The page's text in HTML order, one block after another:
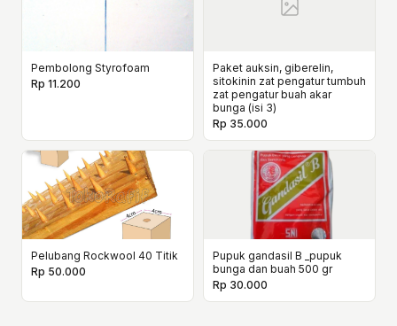
Pembolong Styrofoam
Rp 11.200
Paket auksin, giberelin,
sitokinin zat pengatur tumbuh
zat pengatur buah akar
bunga (isi 3)
Rp 35.000
Pelubang Rockwool 40 Titik
Rp 50.000
Pupuk gandasil B _pupuk
bunga dan buah 500 gr
Rp 30.000